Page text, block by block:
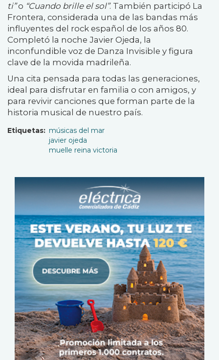
ti”o “Cuando brille el sol”. También participó La
Frontera, considerada una de las bandas más
influyentes del rock español de los años 80.
Completó la noche Javier Ojeda, la
inconfundible voz de Danza Invisible y figura
clave de la movida madrileña.
Una cita pensada para todas las generaciones,
ideal para disfrutar en familia o con amigos, y
para revivir canciones que forman parte de la
historia musical de nuestro país.
Etiquetas
músicas del mar
javier ojeda
muelle reina victoria